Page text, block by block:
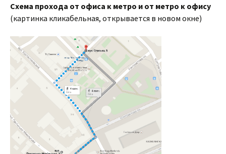
Схема прохода от офиса к метро и от метро к офису
(картинка кликабельная, открывается в новом окне)